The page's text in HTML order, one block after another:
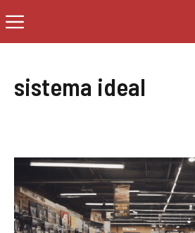
al
contenido
Menú
sistema ideal